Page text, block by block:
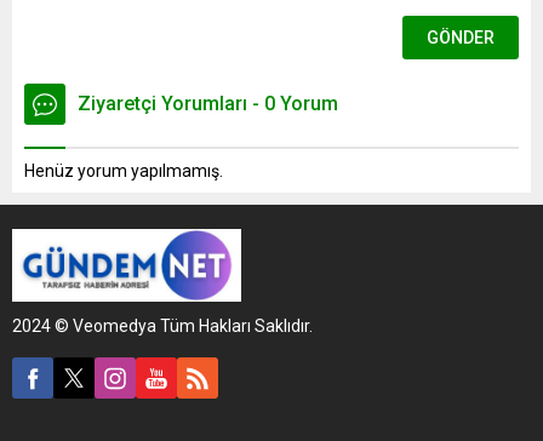
Ziyaretçi Yorumları - 0 Yorum
Henüz yorum yapılmamış.
2024 © Veomedya Tüm Hakları Saklıdır.